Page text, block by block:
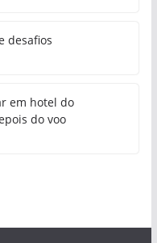
desafios
em hotel do
do voo